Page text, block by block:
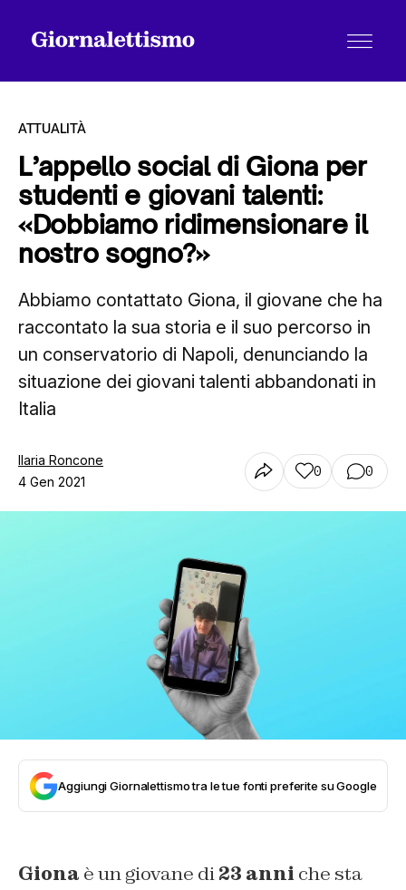
Tutti gli articoli
ATTUALITÀ
L’appello social di Giona per
studenti e giovani talenti:
«Dobbiamo ridimensionare il
nostro sogno?»
Abbiamo contattato Giona, il giovane che ha
raccontato la sua storia e il suo percorso in
un conservatorio di Napoli, denunciando la
situazione dei giovani talenti abbandonati in
Italia
Ilaria Roncone
4 Gen 2021
0 0
Aggiungi Giornalettismo tra le tue fonti preferite su Google
Giona è un giovane di23 anni che sta